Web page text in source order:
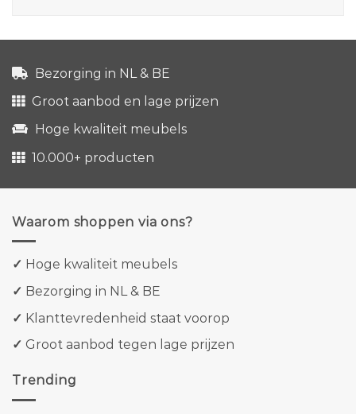
Bezorging in NL & BE
Groot aanbod en lage prijzen
Hoge kwaliteit meubels
10.000+ producten
Waarom shoppen via ons?
✓ Hoge kwaliteit meubels
✓ Bezorging in NL & BE
✓ Klanttevredenheid staat voorop
✓ Groot aanbod tegen lage prijzen
Trending